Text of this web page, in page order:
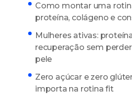
Como montar uma
proteína, colágeno e
Mulheres ativas:
recuperação sem
pele
Zero açúcar e zero
importa na rotina fit